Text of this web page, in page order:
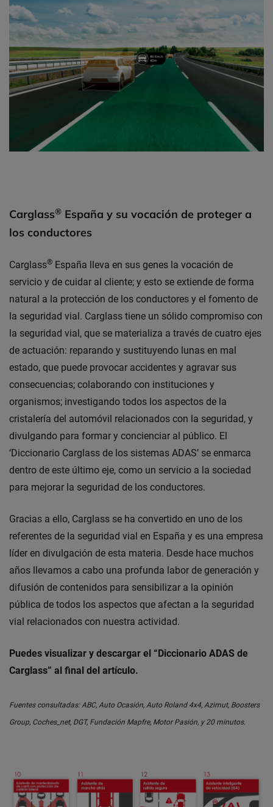
Carglass® España y su vocación de proteger a
los conductores
Carglass® España lleva en sus genes la vocación de
servicio y de cuidar al cliente; y esto se extiende de forma
natural a la protección de los conductores y el fomento de
la seguridad vial. Carglass tiene un sólido compromiso con
la seguridad vial, que se materializa a través de cuatro ejes
de actuación: reparando y sustituyendo lunas en mal
estado, que puede provocar accidentes y agravar sus
consecuencias; colaborando con instituciones y
organismos; investigando todos los aspectos de la
cristalería del automóvil relacionados con la seguridad, y
divulgando para formar y concienciar al público. El
‘Diccionario Carglass de los sistemas ADAS’ se enmarca
dentro de este último eje, como un servicio a la sociedad
para mejorar la seguridad de los conductores.
Gracias a ello, Carglass se ha convertido en uno de los
referentes de la seguridad vial en España y es una empresa
líder en divulgación de esta materia. Desde hace muchos
años llevamos a cabo una profunda labor de generación y
difusión de contenidos para sensibilizar a la opinión
pública de todos los aspectos que afectan a la seguridad
vial relacionados con nuestra actividad.
Puedes visualizar y descargar el “Diccionario ADAS de
Carglass” al final del artículo.
Fuentes consultadas: ABC, Auto Ocasión, Auto Roland 4x4, Azimut, Boosters
Group, Coches_net, DGT, Fundación Mapfre, Motor Pasión, y 20 minutos.